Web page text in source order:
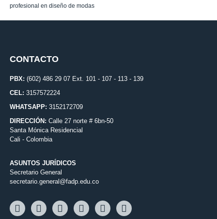
profesional en diseño de modas
CONTACTO
PBX: (602) 486 29 07 Ext. 101 - 107 - 113 - 139
CEL: 3157572224
WHATSAPP: 3152172709
DIRECCIÓN: Calle 27 norte # 6bn-50
Santa Mónica Residencial
Cali - Colombia
ASUNTOS JURÍDICOS
Secretario General
secretario.general@fadp.edu.co